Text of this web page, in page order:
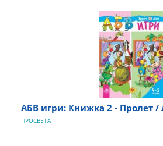
АБВ игри: Книжка 2 - Пролет /
ПРОСВЕТА